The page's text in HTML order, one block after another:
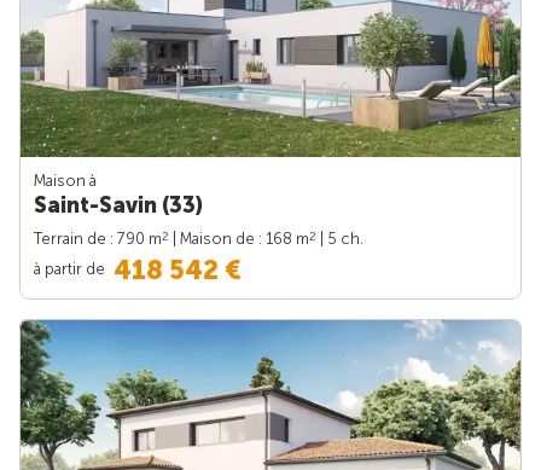
Maison à
Saint-Savin (33)
Terrain de : 790 m2 | Maison de : 168 m2
| 5 ch.
à partir de 418 542 €